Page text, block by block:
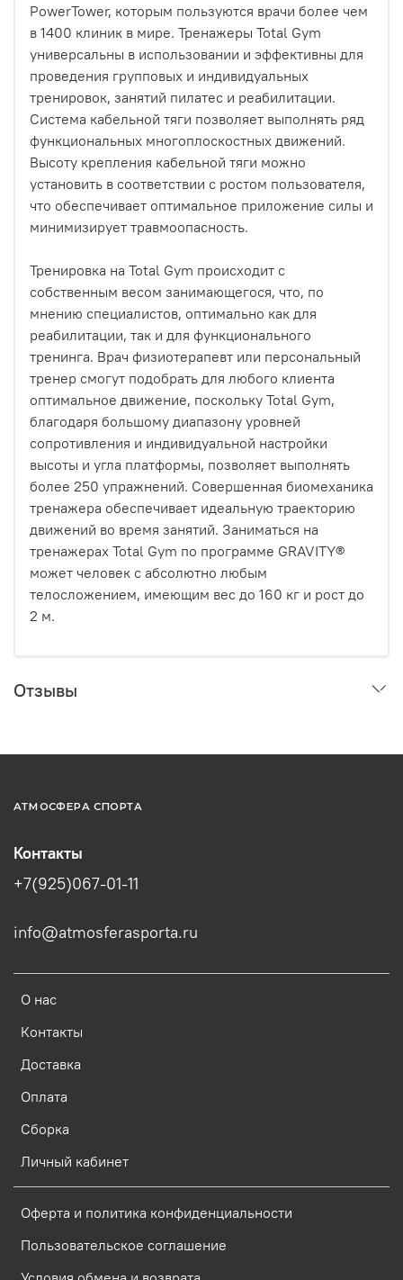
PowerTower, которым пользуются врачи более чем
в 1400 клиник в мире. Тренажеры Total Gym
универсальны в использовании и эффективны для
проведения групповых и индивидуальных
тренировок, занятий пилатес и реабилитации.
Система кабельной тяги позволяет выполнять ряд
функциональных многоплоскостных движений.
Высоту крепления кабельной тяги можно
установить в соответствии с ростом пользователя,
что обеспечивает оптимальное приложение силы и
минимизирует травмоопасность.
Тренировка на Total Gym происходит с
собственным весом занимающегося, что, по
мнению специалистов, оптимально как для
реабилитации, так и для функционального
тренинга. Врач физиотерапевт или персональный
тренер смогут подобрать для любого клиента
оптимальное движение, поскольку Total Gym,
благодаря большому диапазону уровней
сопротивления и индивидуальной настройки
высоты и угла платформы, позволяет выполнять
более 250 упражнений. Совершенная биомеханика
тренажера обеспечивает идеальную траекторию
движений во время занятий. Заниматься на
тренажерах Total Gym по программе GRAVITY®
может человек с абсолютно любым
телосложением, имеющим вес до 160 кг и рост до
2 м.
Отзывы
АТМОСФЕРА СПОРТА
О нас
Контакты
Доставка
Оплата
Сборка
Личный кабинет
Оферта и политика конфиденциальности
Пользовательское соглашение
Контакты
+7(925)067-01-11
info@atmosferasporta.ru